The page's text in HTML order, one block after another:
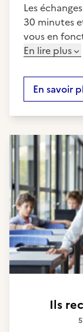
Les
30 minutes
vous en
En lire plus
En savoir
Ils